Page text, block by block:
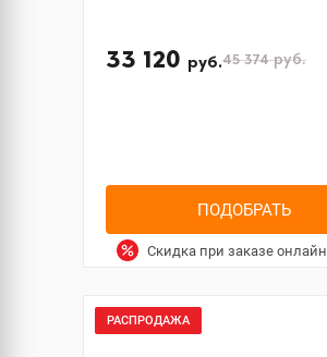
33 120 руб.45 374руб.
ПОДОБРАТЬ
Скидка при заказе онлайн
РАСПРОДАЖА